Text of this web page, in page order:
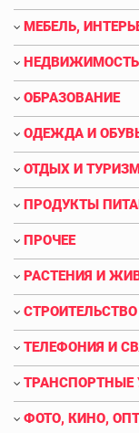
МЕБЕЛЬ,
НЕДВИЖИМОСТЬ
ОБРАЗОВАНИЕ
ОДЕЖДА И
ОТДЫХ И
ПРОДУКТЫ
ПРОЧЕЕ
РАСТЕНИЯ И
ТЕЛЕФОНИЯ И
ТРАНСПОРТНЫЕ
ФОТО, КИНО,